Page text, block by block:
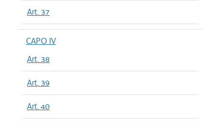
Art. 37
CAPO IV
Art. 38
Art. 39
Art. 40